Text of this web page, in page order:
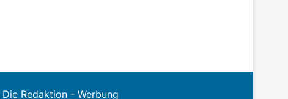
Die Redaktion- Werbung